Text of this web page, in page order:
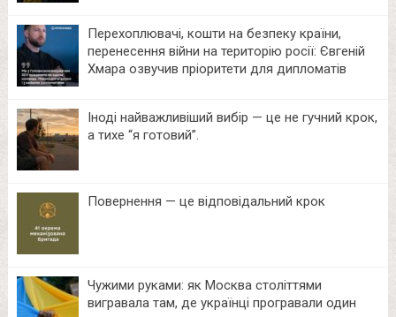
Перехоплювачі, кошти на безпеку країни,
перенесення війни на територію росії: Євгеній
Хмара озвучив пріоритети для дипломатів
Іноді найважливіший вибір — це не гучний крок,
а тихе “я готовий”.
Повернення — це відповідальний крок
Чужими руками: як Москва століттями
вигравала там, де українці програвали один